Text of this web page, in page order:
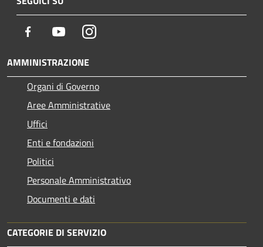
Facebook YoutubeInstagram
AMMINISTRAZIONE
Organi di Governo
Aree Amministrative
Uffici
Enti e fondazioni
Politici
Personale Amministrativo
Documenti e dati
CATEGORIE DI SERVIZIO